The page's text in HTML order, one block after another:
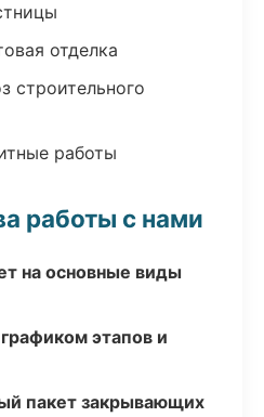
отделка
строительного
работы
работы с нами
на основные виды
этапов и
пакет закрывающих